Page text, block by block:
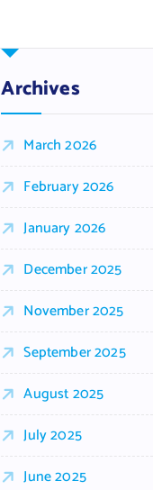
Archives
March 2026
February 2026
January 2026
December 2025
November 2025
September 2025
August 2025
July 2025
June 2025